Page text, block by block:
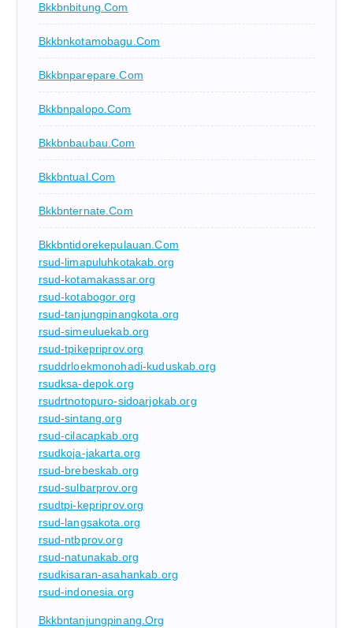
Bkkbnbitung.com
Bkkbnkotamobagu.com
Bkkbnparepare.com
Bkkbnpalopo.com
Bkkbnbaubau.com
Bkkbntual.com
Bkkbnternate.com
Bkkbntidorekepulauan.com
rsud-limapuluhkotakab.org
rsud-kotamakassar.org
rsud-kotabogor.org
rsud-tanjungpinangkota.org
rsud-simeuluekab.org
rsud-tpikepriprov.org
rsuddrloekmonohadi-kuduskab.org
rsudksa-depok.org
rsudrtnotopuro-sidoarjokab.org
rsud-sintang.org
rsud-cilacapkab.org
rsudkoja-jakarta.org
rsud-brebeskab.org
rsud-sulbarprov.org
rsudtpi-kepriprov.org
rsud-langsakota.org
rsud-ntbprov.org
rsud-natunakab.org
rsudkisaran-asahankab.org
rsud-indonesia.org
Bkkbntanjungpinang.org